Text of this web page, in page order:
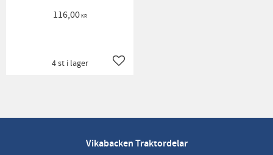
116,00KR
Lägg till i favoriter
4 st i lager
Vikabacken Traktordelar